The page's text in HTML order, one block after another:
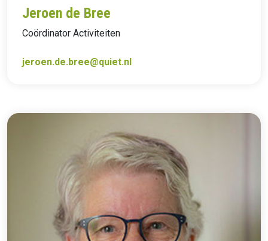
Jeroen de Bree
Coördinator Activiteiten
jeroen.de.bree@quiet.nl